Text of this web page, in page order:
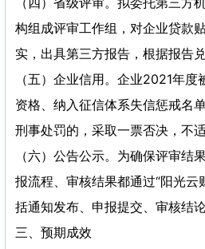
构组成评审工作组，对企业贷款
实，出具第三方报告，根据报告
（五）企业信用。企业2021年
资格、纳入征信体系失信惩戒名
刑事处罚的，采取一票否决，不适
（六）公告公示。为确保评审结
报流程、审核结果都通过“阳光云
括通知发布、申报提交、审核结
三、预期成效